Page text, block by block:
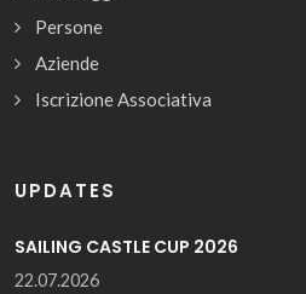
Persone
Aziende
Iscrizione Associativa
UPDATES
SAILING CASTLE CUP 2026
22.07.2026